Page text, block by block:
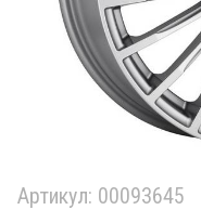
Артикул: 00093645